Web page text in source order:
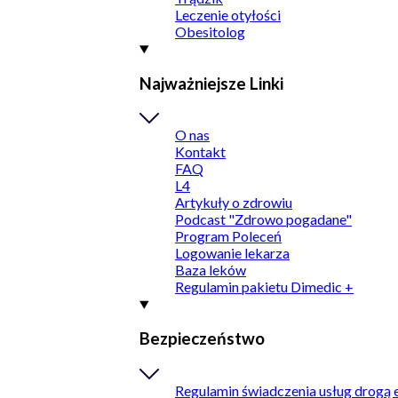
Leczenie otyłości
Obesitolog
Najważniejsze Linki
O nas
Kontakt
FAQ
L4
Artykuły o zdrowiu
Podcast "Zdrowo pogadane"
Program Poleceń
Logowanie lekarza
Baza leków
Regulamin pakietu Dimedic +
Bezpieczeństwo
Regulamin świadczenia usług